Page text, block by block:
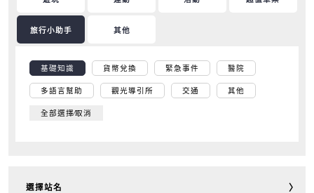
旅行小助手 其他
基礎知識 貨幣兌換 緊急事件 醫院
多語言幫助 觀光導引所 交通 其他
全部選擇∕取消
選擇站名